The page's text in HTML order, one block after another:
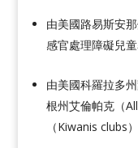
由美國路易斯安
感官處理障礙兒
由美國科羅拉多
根州艾倫帕克（
（Kiwanis clubs